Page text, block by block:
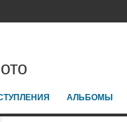
АЛЬБОМЫ